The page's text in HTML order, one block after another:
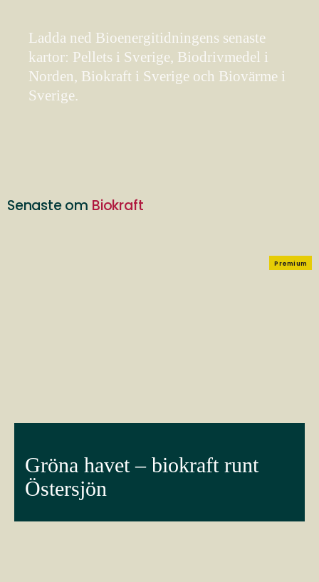
Ladda ned Bioenergitidningens senaste
kartor: Pellets i Sverige, Biodrivmedel i
Norden, Biokraft i Sverige och Biovärme i
Sverige.
Senaste om Biokraft
Premium
Gröna havet – biokraft runt
Östersjön